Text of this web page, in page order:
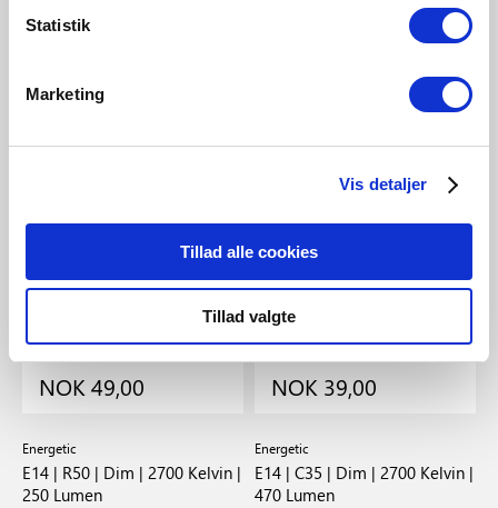
Statistik
Marketing
Vis detaljer
Tillad alle cookies
Tillad valgte
Tilknyttede produkter
NOK 49,00
Energetic
E14 | R50 | Dim | 2700 Kelvin |
250 Lumen
NOK 39,00
Energetic
E14 | C35 | Dim | 2700 Kelvin |
470 Lumen